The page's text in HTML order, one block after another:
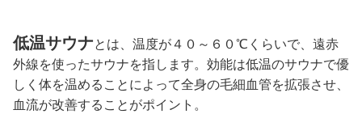
低温サウナとは、温度が４０～６０℃くらいで、遠赤
外線を使ったサウナを指します。効能は低温のサウナで優
しく体を温めることによって全身の毛細血管を拡張させ、
血流が改善することがポイント。